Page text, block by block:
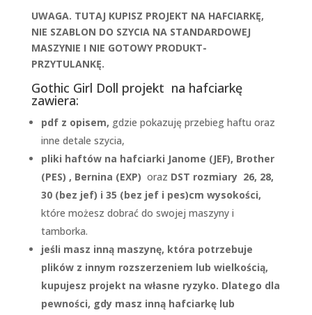
UWAGA. TUTAJ KUPISZ PROJEKT NA HAFCIARKĘ,
NIE SZABLON DO SZYCIA NA STANDARDOWEJ
MASZYNIE I NIE GOTOWY PRODUKT-
PRZYTULANKĘ.
Gothic Girl Doll projekt na hafciarkę
zawiera:
pdf z opisem, gdzie pokazuję przebieg haftu oraz
inne detale szycia,
pliki haftów na hafciarki Janome (JEF), Brother
(PES) , Bernina (EXP) oraz DST rozmiary 26, 28,
30 (bez jef) i 35 (bez jef i pes)cm wysokości,
które możesz dobrać do swojej maszyny i
tamborka.
jeśli masz inną maszynę, która potrzebuje
plików z innym rozszerzeniem lub wielkością,
kupujesz projekt na własne ryzyko. Dlatego dla
pewności, gdy masz inną hafciarkę lub